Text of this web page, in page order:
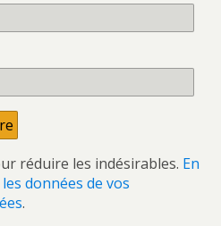
réduire les indésirables. En
données de vos
.